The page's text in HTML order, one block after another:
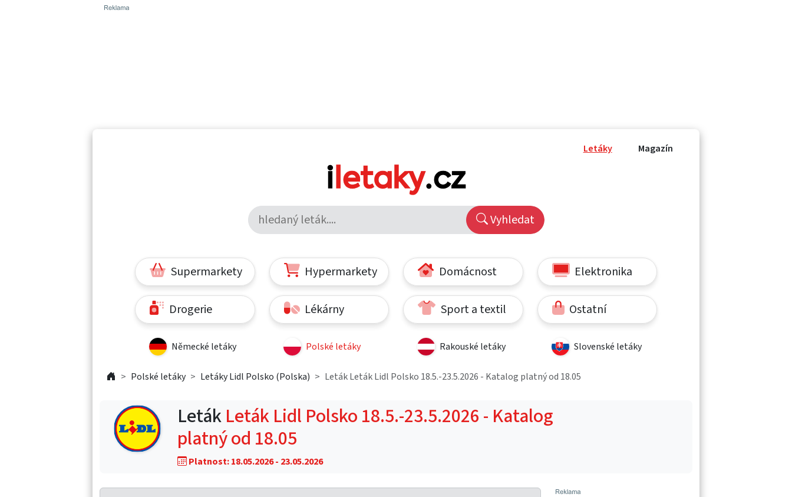
Letáky Magazín
Vyhledat
Supermarkety Hypermarkety Domácnost Elektronika
Drogerie Lékárny Sport a textil Ostatní
Německé letáky Polské letáky Rakouské letáky Slovenské letáky
Polské letáky Letáky Lidl Polsko (Polska) Leták Leták Lidl Polsko 18.5.-23.5.2026 - Katalog platný od 18.05
LetákLeták Lidl Polsko 18.5.-23.5.2026 - Katalog
platný od 18.05
Platnost: 18.05.2026 - 23.05.2026